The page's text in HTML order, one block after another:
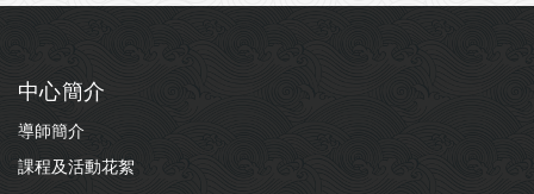
中心簡介
導師簡介
課程及活動花絮